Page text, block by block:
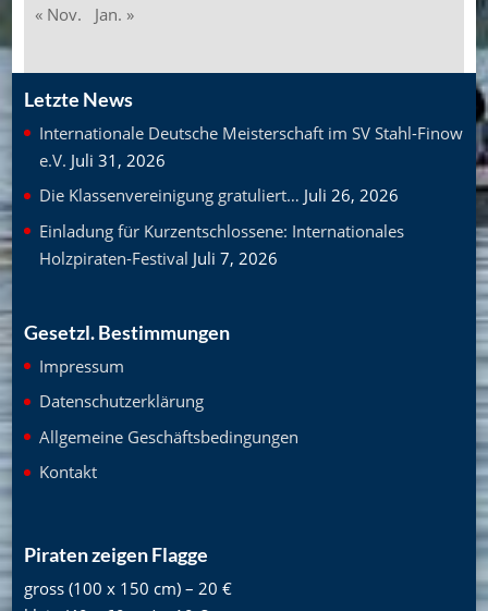
« Nov.
Jan. »
Letzte News
Internationale Deutsche Meisterschaft im SV Stahl-Finow
e.V. Juli 31, 2026
Die Klassenvereinigung gratuliert… Juli 26, 2026
Einladung für Kurzentschlossene: Internationales
Holzpiraten-Festival Juli 7, 2026
Gesetzl. Bestimmungen
Impressum
Datenschutzerklärung
Allgemeine Geschäftsbedingungen
Kontakt
Piraten zeigen Flagge
gross (100 x 150 cm) – 20 €